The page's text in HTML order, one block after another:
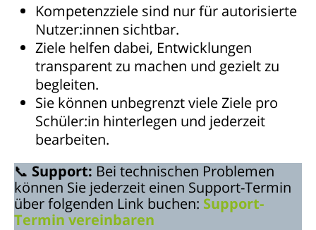
Kompetenzziele sind nur für autorisierte
Nutzer:innen sichtbar.
Ziele helfen dabei, Entwicklungen
transparent zu machen und gezielt zu
begleiten.
Sie können unbegrenzt viele Ziele pro
Schüler:in hinterlegen und jederzeit
bearbeiten.
📞 Support: Bei technischen Problemen
können Sie jederzeit einen Support-Termin
über folgenden Link buchen: Support-
Termin vereinbaren